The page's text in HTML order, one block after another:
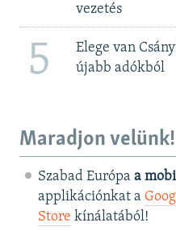
vezetés
5
Elege van
újabb adókból
Maradjon velünk!
Szabad Európa a
applikációnkat a
Store kínálatából!